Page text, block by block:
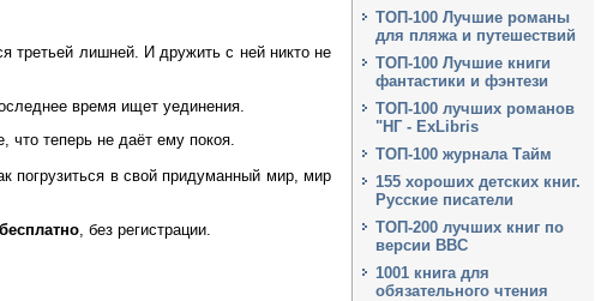
третьей лишней. И дружить с ней никто не
время ищет уединения.
что теперь не даёт ему покоя.
погрузиться в свой придуманный мир, мир
, без регистрации.
ТОП-100 Лучшие романы
для пляжа и путешествий
ТОП-100 Лучшие книги
фантастики и фэнтези
ТОП-100 лучших романов
"НГ - ExLibris
ТОП-100 журнала Тайм
155 хороших детских книг.
Русские писатели
ТОП-200 лучших книг по
версии BBC
1001 книга для
обязательного чтения